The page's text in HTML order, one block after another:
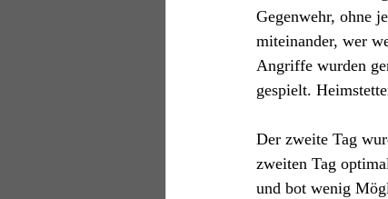
Gegenwehr, ohne
miteinander, wer
Angriffe wurden
gespielt.
Der zweite Tag
zweiten Tag
und bot wenig